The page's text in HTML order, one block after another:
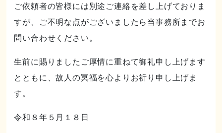
ご依頼者の皆様には別途ご連絡を差し上げておりま
すが、ご不明な点がございましたら当事務所までお
問い合わせください。
生前に賜りましたご厚情に重ねて御礼申し上げます
とともに、故人の冥福を心よりお祈り申し上げま
す。
令和８年５月１８日